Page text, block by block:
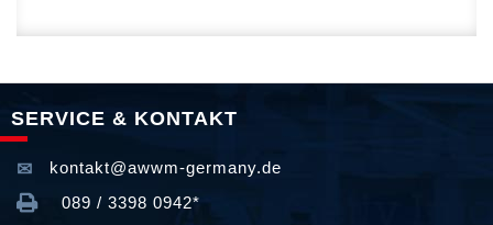
SERVICE & KONTAKT
kontakt@awwm-germany.de
089 / 3398 0942*